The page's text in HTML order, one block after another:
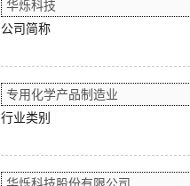
公司简称
行业类别